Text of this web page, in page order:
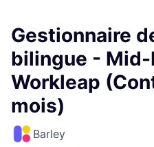
Gestionnaire
bilingue -
Workleap
mois)
Barley